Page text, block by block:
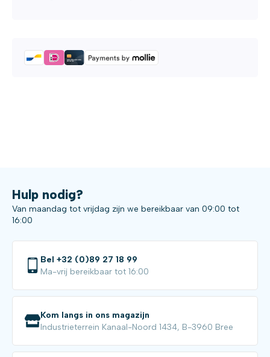
Hulp nodig?
Van maandag tot vrijdag zijn we bereikbaar van 09:00 tot
16:00
Bel +32 (0)89 27 18 99
Ma-vrij bereikbaar tot 16:00
Kom langs in ons magazijn
Industrieterrein Kanaal-Noord 1434, B-3960 Bree